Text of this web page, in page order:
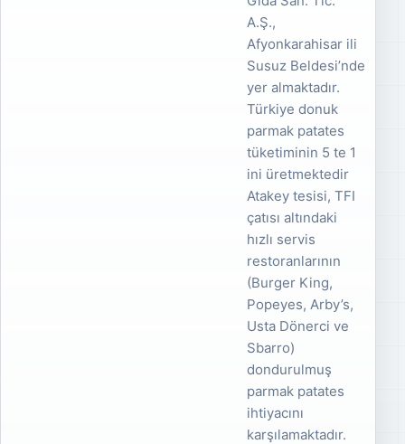
A.Ş.,
Afyonkarahisar ili
Susuz Beldesi’nde
yer almaktadır.
Türkiye donuk
parmak patates
tüketiminin 5 te 1
ini üretmektedir
Atakey tesisi, TFI
çatısı altındaki
hızlı servis
restoranlarının
(Burger King,
Popeyes, Arby’s,
Usta Dönerci ve
Sbarro)
dondurulmuş
parmak patates
ihtiyacını
karşılamaktadır.